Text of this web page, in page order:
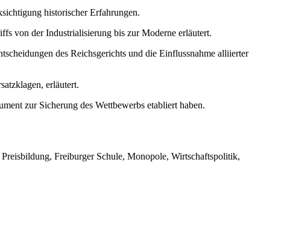
historischer Erfahrungen.
von der Industrialisierung bis zur Moderne erläutert.
des Reichsgerichts und die Einflussnahme alliierter
erläutert.
zur Sicherung des Wettbewerbs etabliert haben.
Freiburger Schule, Monopole, Wirtschaftspolitik,